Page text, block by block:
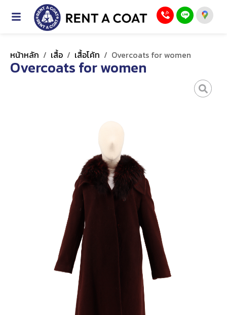
หน้าหลัก / เสื้อ / เสื้อโค้ท / Overcoats for women
Overcoats for women